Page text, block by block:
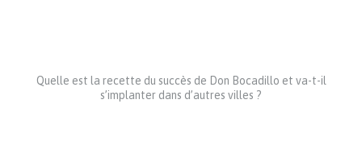
Quelle est la recette du succès de Don Bocadillo et va-t-il
s’implanter dans d’autres villes ?